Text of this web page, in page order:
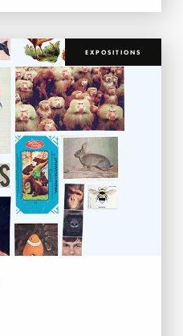
EXPOSITIONS